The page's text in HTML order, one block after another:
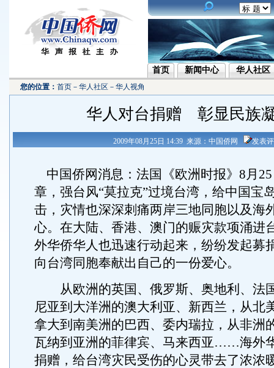
首页 新闻中心 华人社区
您的位置： 首页 － 华人社区 － 华人视角
华人对台捐赠 彰显民族
2009年08月25日 14:39 来源：中国侨网 发表
中国侨网消息：法国《欧洲时报》8月
章，强台风“莫拉克”过境台湾，给中国宝
击，灾情也深深刺痛两岸三地同胞以及海
心。在大陆、香港、澳门的赈灾款项涌进
外华侨华人也迅速行动起来，纷纷发起募
向台湾同胞奉献出自己的一份爱心。
从欧洲的英国、俄罗斯、奥地利、法
尼亚到大洋洲的澳大利亚、新西兰，从北
拿大到南美洲的巴西、委内瑞拉，从非洲
瓦纳到亚洲的菲律宾、马来西亚……海外
捐赠，给台湾灾民受伤的心灵带去了浓浓